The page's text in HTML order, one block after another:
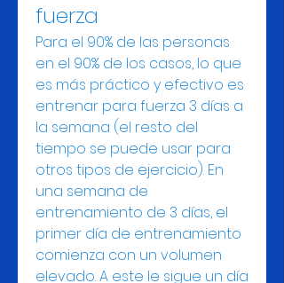
fuerza
Para el 90% de las personas
en el 90% de los casos, lo que
es más práctico y efectivo es
entrenar para fuerza 3 días a
la semana (el resto del
tiempo se puede usar para
otros tipos de ejercicio). En
una semana de
entrenamiento de 3 días, el
primer día de entrenamiento
comienza con un volumen
elevado. A este le sigue un día